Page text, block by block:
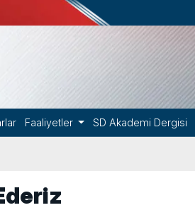
Faaliyetler SD Akademi Dergisi